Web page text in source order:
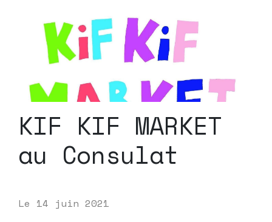
KIF KIF MARKET
au Consulat
Le 14 juin 2021